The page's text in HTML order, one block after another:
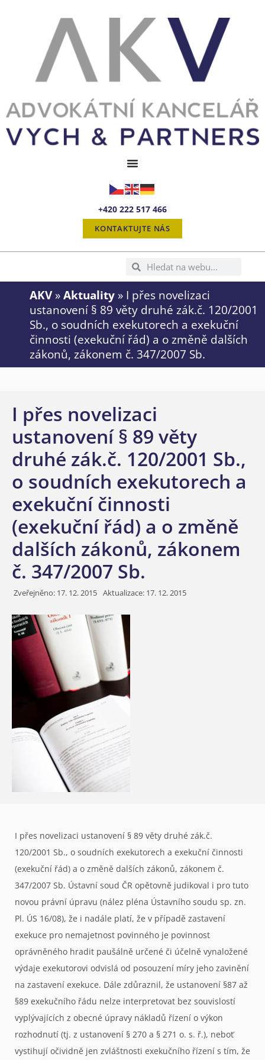
+420 222 517 466
KONTAKTUJTE NÁS
AKV» Aktuality » I přes novelizaci
ustanovení § 89 věty druhé zák.č. 120/2001
Sb., o soudních exekutorech a exekuční
činnosti (exekuční řád) a o změně dalších
zákonů, zákonem č. 347/2007 Sb.
I přes novelizaci
ustanovení § 89 věty
druhé zák.č. 120/2001 Sb.,
o soudních exekutorech a
exekuční činnosti
(exekuční řád) a o změně
dalších zákonů, zákonem
č. 347/2007 Sb.
Zveřejněno: 17. 12. 2015 Aktualizace: 17. 12. 2015
I přes novelizaci ustanovení § 89 věty druhé zák.č.
120/2001 Sb., o soudních exekutorech a exekuční činnosti
(exekuční řád) a o změně dalších zákonů, zákonem č.
347/2007 Sb. Ústavní soud ČR opětovně judikoval i pro tuto
novou právní úpravu (nález pléna Ústavního soudu sp. zn.
Pl. ÚS 16/08), že i nadále platí, že v případě zastavení
exekuce pro nemajetnost povinného je povinnost
oprávněného hradit paušálně určené či účelně vynaložené
výdaje exekutorovi odvislá od posouzení míry jeho zavinění
na zastavení exekuce. Dále zdůraznil, že ustanovení §87 až
§89 exekučního řádu nelze interpretovat bez souvislostí
vyplývajících z obecné úpravy nákladů řízení o výkon
rozhodnutí (tj. z ustanovení § 270 a § 271 o. s. ř.), neboť
vystihují očividně jen zvláštnosti exekučního řízení s tím, že